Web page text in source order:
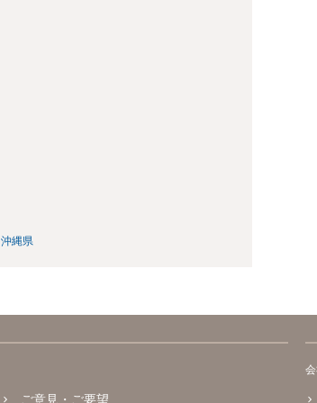
沖縄県
ご意見・ご要望